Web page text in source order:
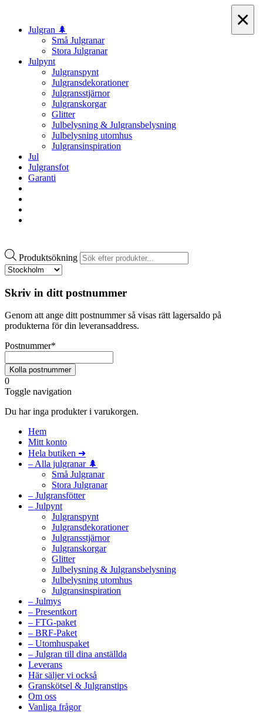
Julgran 🌲
Små Julgranar
Stora Julgranar
Julpynt
Julgranspynt
Julgransdekorationer
Julgransstjärnor
Julgranskorgar
Glitter
Julbelysning & Julgransbelysning
Julbelysning utomhus
Julgransinspiration
Jul
Julgransfot
Garanti
Produktsökning
Skriv in ditt postnummer
Genom att ange ditt postnummer så visas rätt lagersaldo på
produkterna för din leveransaddress.
×
Postnummer*
0
Toggle navigation
Du har inga produkter i varukorgen.
Hem
Mitt konto
Hela butiken ➜
– Alla julgranar 🌲
Små Julgranar
Stora Julgranar
– Julgransfötter
– Julpynt
Julgranspynt
Julgransdekorationer
Julgransstjärnor
Julgranskorgar
Glitter
Julbelysning & Julgransbelysning
Julbelysning utomhus
Julgransinspiration
– Julmys
– Presentkort
– FTG-paket
– BRF-Paket
– Utomhuspaket
– Julgran till dina anställda
Leverans
Här säljer vi också
Granskötsel & Julgranstips
Om oss
Vanliga frågor